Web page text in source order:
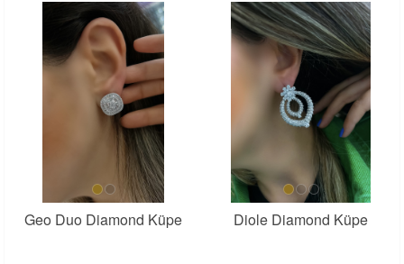
Geo Duo Diamond Küpe Diole Diamond Küpe